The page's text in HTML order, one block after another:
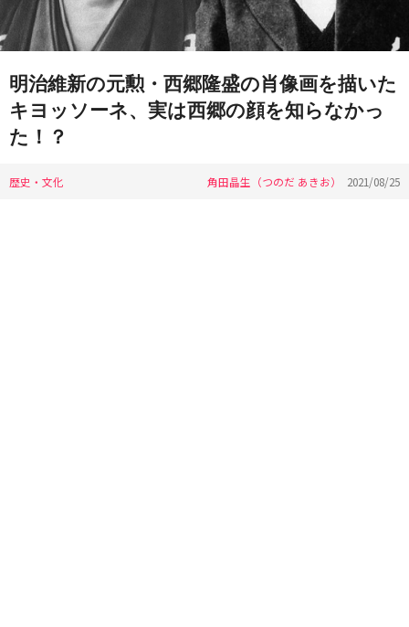
明治維新の元勲・西郷隆盛の肖像画を描いた
キヨッソーネ、実は西郷の顔を知らなかっ
た！？
歴史・文化 角田晶生（つのだ あきお） 2021/08/25